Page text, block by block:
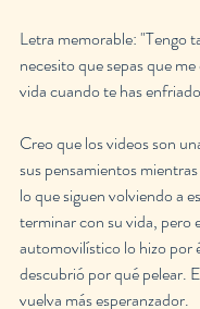
Letra memorable: "Tengo
necesito que sepas que
vida cuando te has
Creo que los videos son
sus pensamientos
lo que siguen volviendo a
terminar con su vida, pero
automovilístico lo hizo por
descubrió por qué pelear.
vuelva más esperanzador.